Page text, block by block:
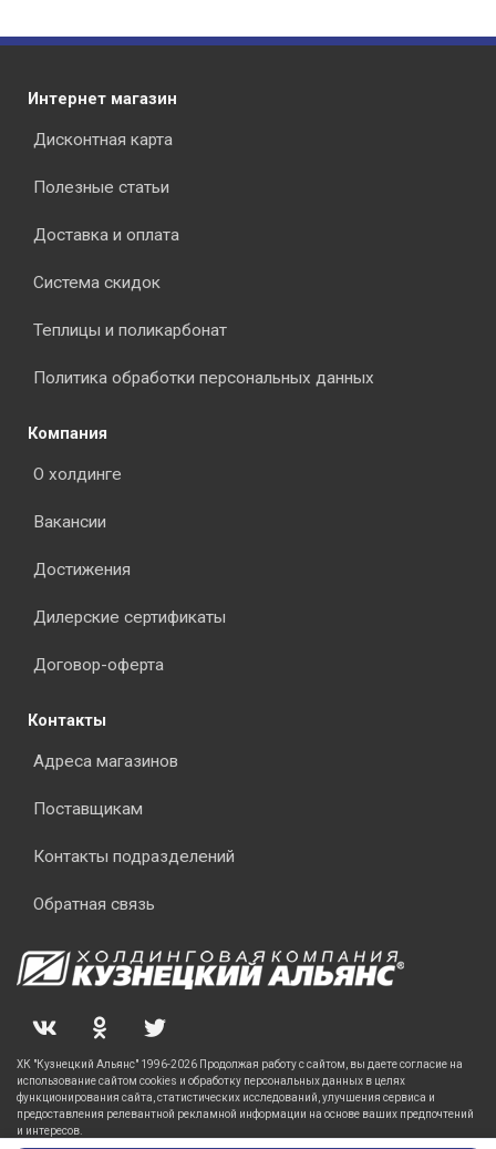
Интернет магазин
Дисконтная карта
Полезные статьи
Доставка и оплата
Система скидок
Теплицы и поликарбонат
Политика обработки персональных данных
Компания
О холдинге
Вакансии
Достижения
Дилерские сертификаты
Договор-оферта
Контакты
Адреса магазинов
Поставщикам
Контакты подразделений
Обратная связь
ХК "Кузнецкий Альянс" 1996-2026 Продолжая работу с сайтом, вы даете согласие на
использование сайтом cookies и обработку персональных данных в целях
функционирования сайта, статистических исследований, улучшения сервиса и
предоставления релевантной рекламной информации на основе ваших предпочтений
и интересов.